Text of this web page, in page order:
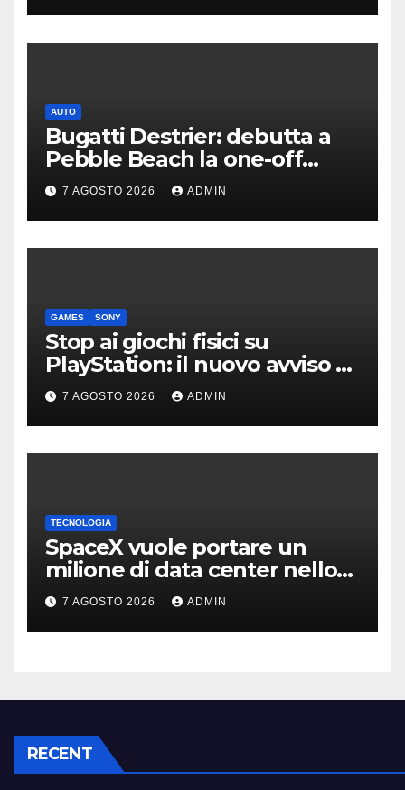
AUTO
Bugatti Destrier: debutta a
Pebble Beach la one-off
derivata dalla Bolide
7 AGOSTO 2026 ADMIN
GAMES SONY
Stop ai giochi fisici su
PlayStation: il nuovo avviso di
Sony è l’ennesima conferma
7 AGOSTO 2026 ADMIN
TECNOLOGIA
SpaceX vuole portare un
milione di data center nello
spazio: Nvidia sarà il cervello
7 AGOSTO 2026 ADMIN
RECENT